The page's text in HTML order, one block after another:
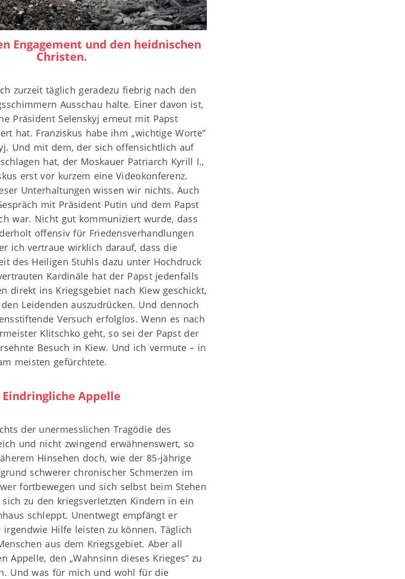
Engagement und den heidnischen
Christen.
zurzeit täglich geradezu fiebrig nach den
Ausschau halte. Einer davon ist,
Präsident Selenskyj erneut mit Papst
hat. Franziskus habe ihm „wichtige Worte“
Und mit dem, der sich offensichtlich auf
hat, der Moskauer Patriarch Kyrill I.,
erst vor kurzem eine Videokonferenz.
Unterhaltungen wissen wir nichts. Auch
mit Präsident Putin und dem Papst
war. Nicht gut kommuniziert wurde, dass
offensiv für Friedensverhandlungen
ich vertraue wirklich darauf, dass die
des Heiligen Stuhls dazu unter Hochdruck
Kardinäle hat der Papst jedenfalls
direkt ins Kriegsgebiet nach Kiew geschickt,
Leidenden auszudrücken. Und dennoch
Versuch erfolglos. Wenn es nach
Klitschko geht, so sei der Papst der
Besuch in Kiew. Und ich vermute – in
meisten gefürchtete.
Eindringliche Appelle
der unermesslichen Tragödie des
und nicht zwingend erwähnenswert, so
Hinsehen doch, wie der 85-jährige
schwerer chronischer Schmerzen im
fortbewegen und sich selbst beim Stehen
zu den kriegsverletzten Kindern in ein
schleppt. Unentwegt empfängt er
irgendwie Hilfe leisten zu können. Täglich
aus dem Kriegsgebiet. Aber all
Appelle, den „Wahnsinn dieses Krieges“ zu
Und was für mich und wohl für die